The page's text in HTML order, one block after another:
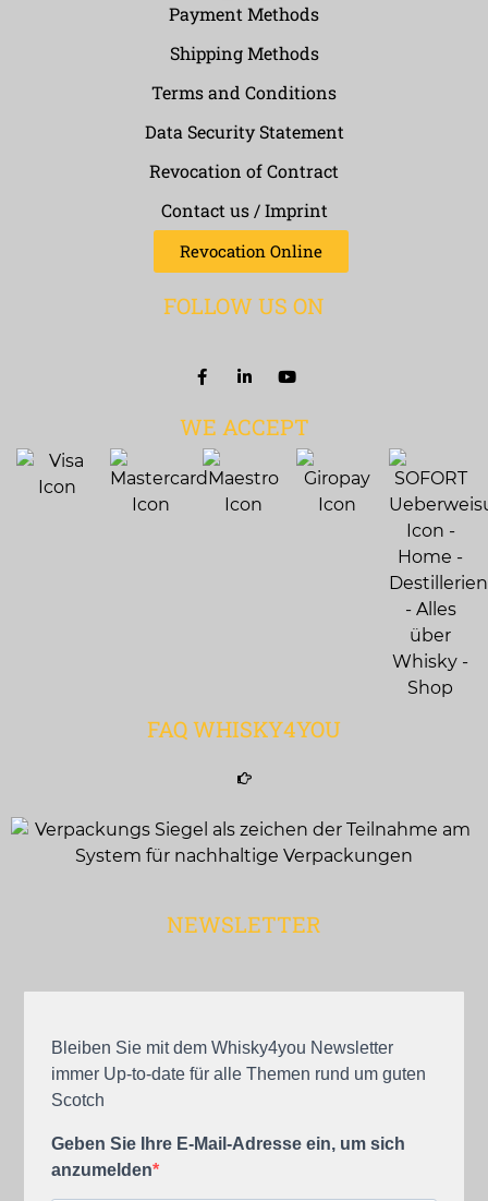
Payment Methods
Shipping Methods
Terms and Conditions
Data Security Statement
Revocation of Contract
Contact us / Imprint
Revocation Online
FOLLOW US ON
WE ACCEPT
FAQ WHISKY4YOU
NEWSLETTER
Bleiben Sie mit dem Whisky4you Newsletter
immer Up-to-date für alle Themen rund um guten
Scotch
Geben Sie Ihre E-Mail-Adresse ein, um sich
anzumelden